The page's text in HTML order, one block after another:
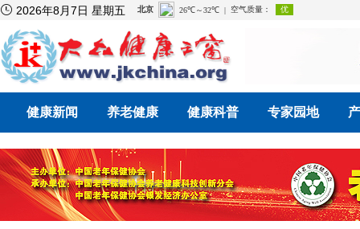
 2026年8月7日 星期五
健康新闻 养老健康 健康科普 专家园地